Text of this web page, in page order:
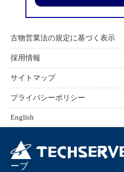
古物営業法の規定に基づく表示
採用情報
サイトマップ
プライバシーポリシー
English
ーブ